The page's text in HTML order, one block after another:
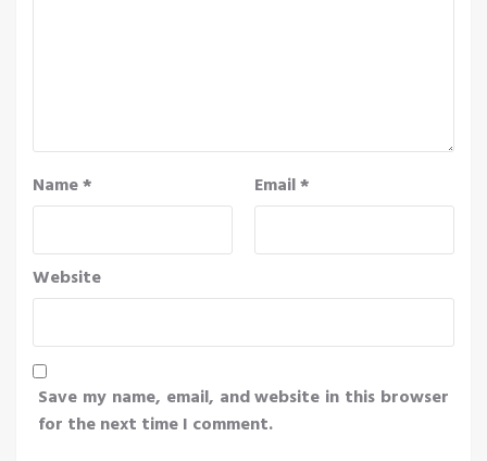
Name* Email*
Website
Save my name, email, and website in this browser
for the next time I comment.